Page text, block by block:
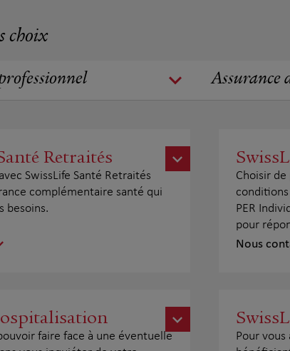
choix
Assurance
Retraités
SwissLife Santé Retraités
complémentaire santé qui
besoins.
Choisir
PER
pour
Nous
faire face à une éventuelle
Pour